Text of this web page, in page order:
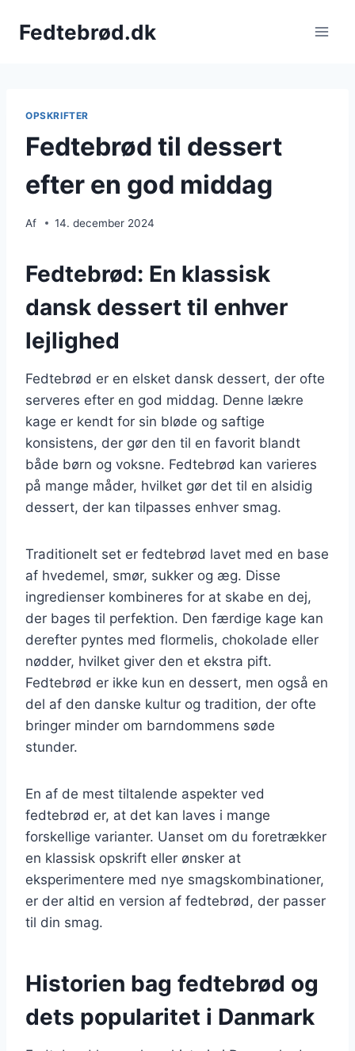
Fedtebrød.dk
OPSKRIFTER
Fedtebrød til dessert
efter en god middag
Af 14. december 2024
Fedtebrød: En klassisk
dansk dessert til enhver
lejlighed
Fedtebrød er en elsket dansk dessert, der ofte
serveres efter en god middag. Denne lækre
kage er kendt for sin bløde og saftige
konsistens, der gør den til en favorit blandt
både børn og voksne. Fedtebrød kan varieres
på mange måder, hvilket gør det til en alsidig
dessert, der kan tilpasses enhver smag.
Traditionelt set er fedtebrød lavet med en base
af hvedemel, smør, sukker og æg. Disse
ingredienser kombineres for at skabe en dej,
der bages til perfektion. Den færdige kage kan
derefter pyntes med flormelis, chokolade eller
nødder, hvilket giver den et ekstra pift.
Fedtebrød er ikke kun en dessert, men også en
del af den danske kultur og tradition, der ofte
bringer minder om barndommens søde
stunder.
En af de mest tiltalende aspekter ved
fedtebrød er, at det kan laves i mange
forskellige varianter. Uanset om du foretrækker
en klassisk opskrift eller ønsker at
eksperimentere med nye smagskombinationer,
er der altid en version af fedtebrød, der passer
til din smag.
Historien bag fedtebrød og
dets popularitet i Danmark